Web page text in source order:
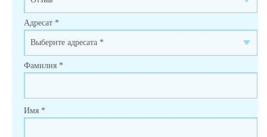
Адресат *
Фамилия *
Имя *